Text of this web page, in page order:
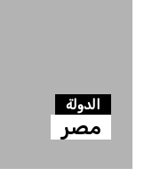
الدولة
مصر